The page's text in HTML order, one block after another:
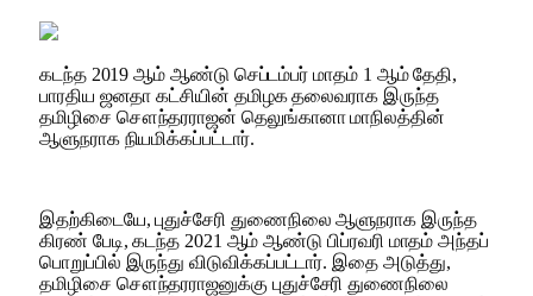
கடந்த 2019 ஆம் ஆண்டு செப்டம்பர் மாதம் 1 ஆம் தேதி,
பாரதிய ஜனதா கட்சியின் தமிழக தலைவராக இருந்த
தமிழிசை சௌந்தரராஜன் தெலுங்கானா மாநிலத்தின்
ஆளுநராக நியமிக்கப்பட்டார்.
இதற்கிடையே, புதுச்சேரி துணைநிலை ஆளுநராக இருந்த
கிரண் பேடி, கடந்த 2021 ஆம் ஆண்டு பிப்ரவரி மாதம் அந்தப்
பொறுப்பில் இருந்து விடுவிக்கப்பட்டார். இதை அடுத்து,
தமிழிசை சௌந்தரராஜனுக்கு புதுச்சேரி துணைநிலை